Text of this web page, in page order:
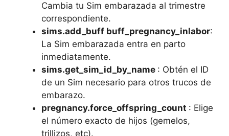
Cambia tu Sim embarazada al trimestre
correspondiente.
sims.add_buff buff_pregnancy_inlabor:
La Sim embarazada entra en parto
inmediatamente.
sims.get_sim_id_by_name : Obtén el ID
de un Sim necesario para otros trucos de
embarazo.
pregnancy.force_offspring_count : Elige
el número exacto de hijos (gemelos,
trillizos, etc).